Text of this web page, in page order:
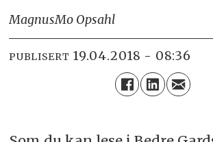
MagnusMo Opsahl
PUBLISERT 19.04.2018 - 08:36